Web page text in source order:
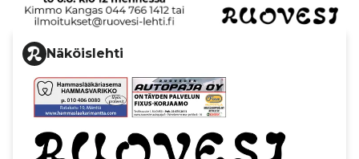
Näköislehti